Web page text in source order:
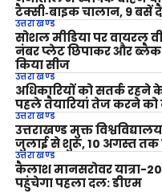
टैक्सी‑बाइक चालान, 9 बसें
उत्तराखण्ड
सोशल मीडिया पर वायरल
नंबर प्लेट छिपाकर और ब्लैक
किया सीज
उत्तराखण्ड
अधिकारियों को सतर्क
पहले तैयारियां तेज करने को
उत्तराखण्ड
उत्तराखण्ड मुक्त
जुलाई से शुरू, 10 अगस्त
उत्तराखण्ड
कैलाश मानसरोवर यात्रा-
पहुंचेगा पहला दल: डीएम